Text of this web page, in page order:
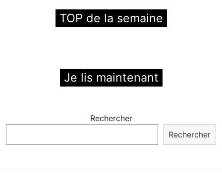
TOP de la semaine
Je lis maintenant
Rechercher
Rechercher